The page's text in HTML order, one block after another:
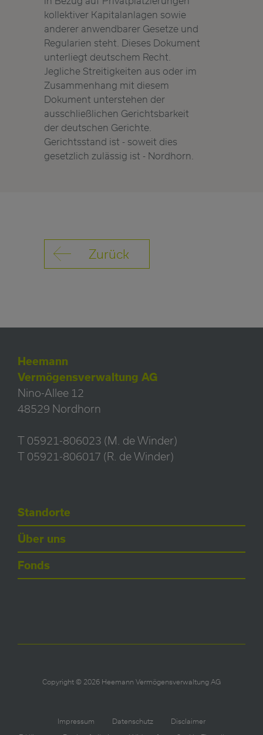
kollektiver Kapitalanlagen sowie
anderer anwendbarer Gesetze und
Regularien steht. Dieses Dokument
unterliegt deutschem Recht.
Jegliche Streitigkeiten aus oder im
Zusammenhang mit diesem
Dokument unterstehen der
ausschließlichen Gerichtsbarkeit
der deutschen Gerichte.
Gerichtsstand ist - soweit dies
gesetzlich zulässig ist - Nordhorn.
Zurück
Heemann
Vermögensverwaltung AG
Nino-Allee 12
48529 Nordhorn
T 05921-806023 (M. de Winder)
T 05921-806017 (R. de Winder)
Standorte
Über uns
Fonds
Copyright © 2026 Heemann Vermögensverwaltung AG
Impressum Datenschutz
Disclaimer